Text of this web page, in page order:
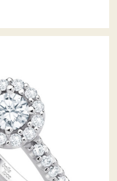
PICCOLINA